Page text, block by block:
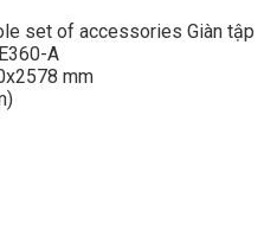
set of accessories Giàn tập
A
mm